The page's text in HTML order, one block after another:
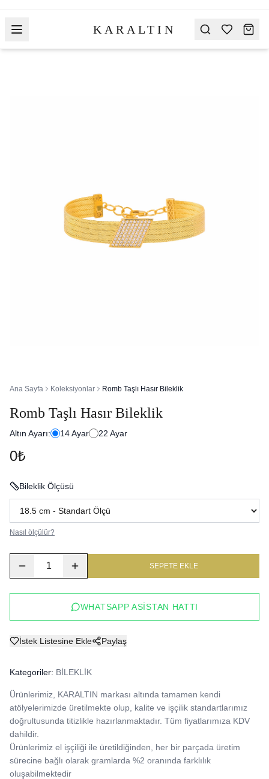
KARALTIN
Ana Sayfa Koleksiyonlar Romb Taşlı Hasır Bileklik
Romb Taşlı Hasır Bileklik
Altın Ayarı: 14Ayar 22 Ayar
0₺
Bileklik Ölçüsü
Nasıl ölçülür?
1 SEPETE EKLE
WHATSAPP ASISTAN HATTI
İstek Listesine Ekle Paylaş
Kategoriler: BİLEKLİK
Ürünlerimiz, KARALTIN markası altında tamamen kendi
atölyelerimizde üretilmekte olup, kalite ve işçilik standartlarımız
doğrultusunda titizlikle hazırlanmaktadır. Tüm fiyatlarımıza KDV
dahildir.
Ürünlerimiz el işçiliği ile üretildiğinden, her bir parçada üretim
sürecine bağlı olarak gramlarda %2 oranında farklılık
oluşabilmektedir